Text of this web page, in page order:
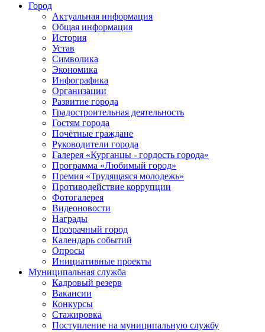
Город
Актуальная информация
Общая информация
История
Устав
Символика
Экономика
Инфографика
Организации
Развитие города
Градостроительная деятельность
Гостям города
Почётные граждане
Руководители города
Галерея «Курганцы - гордость города»
Программа «Любимый город»
Премия «Трудящаяся молодежь»
Противодействие коррупции
Фотогалерея
Видеоновости
Награды
Прозрачный город
Календарь событий
Опросы
Инициативные проекты
Муниципальная служба
Кадровый резерв
Вакансии
Конкурсы
Стажировка
Поступление на муниципальную службу